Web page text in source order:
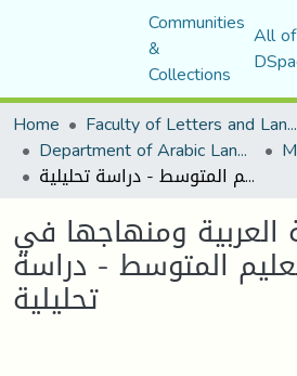
Communities
&
Collections
All of
Home
Faculty of Letters and Languages
Department of Arabic Language and Literature
تعليمية اللغة العربية ومنهاجها في مرحلة التعليم المتوسط - دراسة تحليلية
العربية ومنهاجها في
المتوسط - دراسة
تحليلية